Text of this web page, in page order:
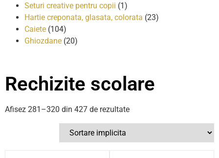
Seturi creative pentru copii (1)
Hartie creponata, glasata, colorata (23)
Caiete (104)
Ghiozdane (20)
Rechizite scolare
Afisez 281–320 din 427 de rezultate